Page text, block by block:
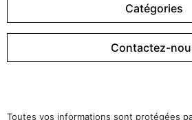
Catégories
Contactez-
Toutes vos informations sont protégées